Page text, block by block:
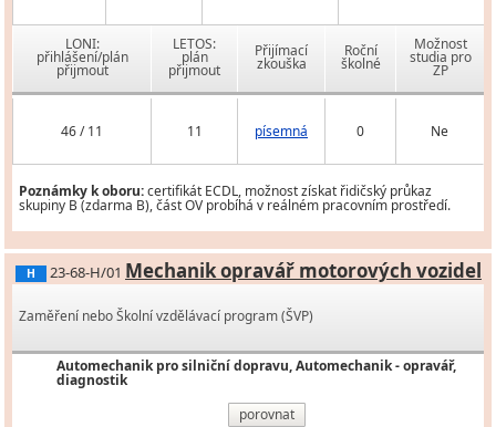
LONI:
přihlášení/plán
přijmout
LETOS:
plán
přijmout
Přijímací
zkouška
Roční
školné
Možnost
studia pro
ZP
46 / 11 11 písemná 0 Ne
Poznámky k oboru:certifikát ECDL, možnost získat řidičský průkaz
skupiny B (zdarma B), část OV probíhá v reálném pracovním prostředí.
H 23-68-H/01 Mechanik opravář motorových vozidel
Zaměření nebo Školní vzdělávací program (ŠVP)
Automechanik pro silniční dopravu, Automechanik - opravář,
diagnostik
porovnat